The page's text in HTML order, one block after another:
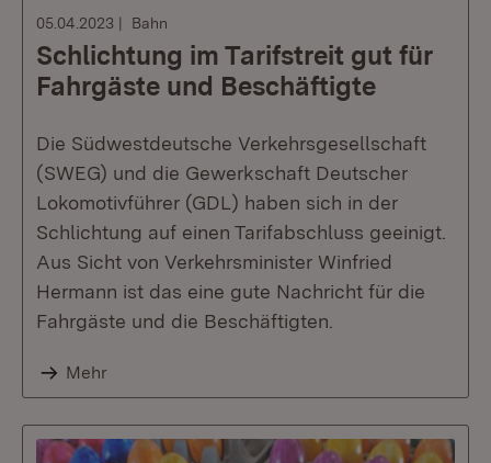
05.04.2023 Bahn
Schlichtung im Tarifstreit gut für
Fahrgäste und Beschäftigte
Die Südwestdeutsche Verkehrsgesellschaft
(SWEG) und die Gewerkschaft Deutscher
Lokomotivführer (GDL) haben sich in der
Schlichtung auf einen Tarifabschluss geeinigt.
Aus Sicht von Verkehrsminister Winfried
Hermann ist das eine gute Nachricht für die
Fahrgäste und die Beschäftigten.
Mehr